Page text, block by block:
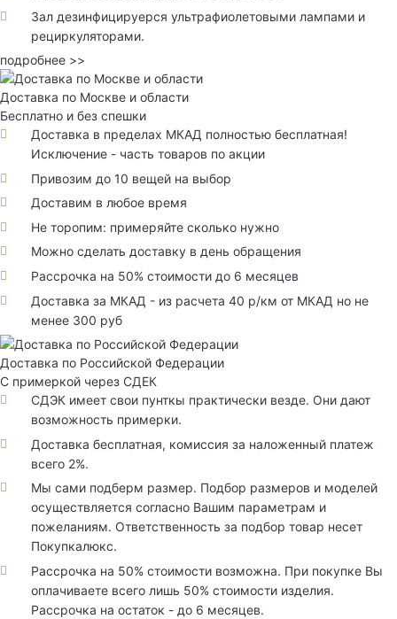
Зал дезинфицируерся ультрафиолетовыми лампами и
рециркуляторами.
подробнее >>
Доставка по Москве и области
Бесплатно и без спешки
Доставка в пределах МКАД полностью бесплатная!
Исключение - часть товаров по акции
Привозим до 10 вещей на выбор
Доставим в любое время
Не торопим: примеряйте сколько нужно
Можно сделать доставку в день обращения
Рассрочка на 50% стоимости до 6 месяцев
Доставка за МКАД - из расчета 40 р/км от МКАД но не
менее 300 руб
Доставка по Российской Федерации
С примеркой через СДЕК
СДЭК имеет свои пунткы практически везде. Они дают
возможность примерки.
Доставка бесплатная, комиссия за наложенный платеж
всего 2%.
Мы сами подберм размер. Подбор размеров и моделей
осуществляется согласно Вашим параметрам и
пожеланиям. Ответственность за подбор товар несет
Покупкалюкс.
Рассрочка на 50% стоимости возможна. При покупке Вы
оплачиваете всего лишь 50% стоимости изделия.
Рассрочка на остаток - до 6 месяцев.